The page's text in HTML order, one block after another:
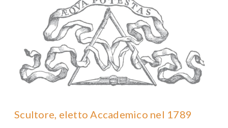
Scultore, eletto Accademico nel 1789